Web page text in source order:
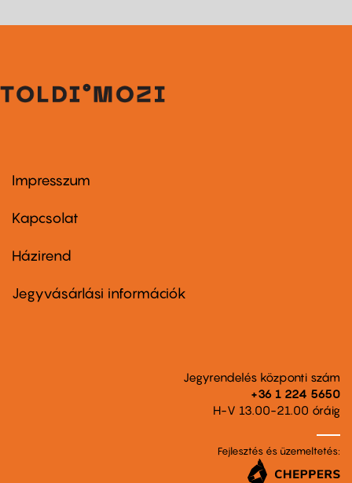
Footer
first
Impresszum
Kapcsolat
Footer
second
Házirend
Jegyvásárlási információk
Jegyrendelés központi szám
+36 1 224 5650
H-V 13.00-21.00 óráig
Fejlesztés és üzemeltetés: